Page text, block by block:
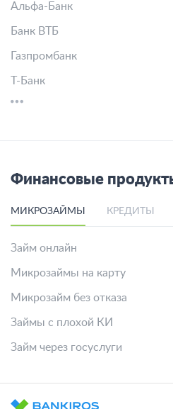
Альфа-Банк
Банк ВТБ
Газпромбанк
Т-Банк
Финансовые
МИКРОЗАЙМЫ КРЕДИТЫ
Займ онлайн
Микрозаймы на карту
Микрозайм без отказа
Займы с плохой КИ
Займ через госуслуги